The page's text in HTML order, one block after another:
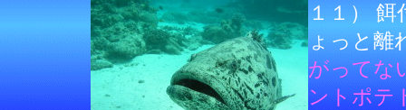
１１） 餌
ょっと離
がってな
ントポテ